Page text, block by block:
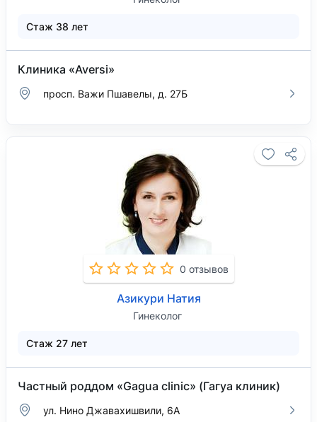
Стаж 38 лет
Клиника «Aversi»
просп. Важи Пшавелы, д. 27Б
0 отзывов
Азикури Натия
Гинеколог
Стаж 27 лет
Частный роддом «Gagua clinic» (Гагуа клиник)
ул. Нино Джавахишвили, 6А